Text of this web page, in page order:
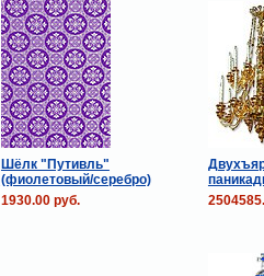
Шёлк "Путивль"
(фиолетовый/серебро)
1930.00 руб.